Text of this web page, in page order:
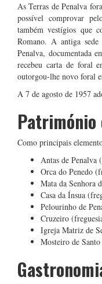
As Terras de Penalva
possível comprovar
também vestígios que
Romano. A antiga
Penalva, documentada
recebeu carta de foral
outorgou-lhe novo foral
A 7 de agosto de 1957
Património
Como principais
Antas de Penalva
Orca do Penedo
Mata da Senhora
Casa da Ínsua
Pelourinho de
Cruzeiro
Igreja Matriz de
Mosteiro de